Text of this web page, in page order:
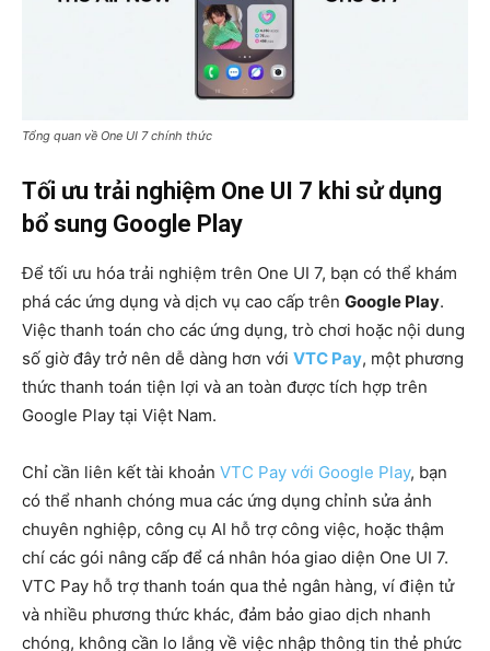
Tổng quan về One UI 7 chính thức
Tối ưu trải nghiệm One UI 7 khi sử dụng
bổ sung Google Play
Để tối ưu hóa trải nghiệm trên One UI 7, bạn có thể khám
phá các ứng dụng và dịch vụ cao cấp trên Google Play.
Việc thanh toán cho các ứng dụng, trò chơi hoặc nội dung
số giờ đây trở nên dễ dàng hơn với VTC Pay, một phương
thức thanh toán tiện lợi và an toàn được tích hợp trên
Google Play tại Việt Nam.
Chỉ cần liên kết tài khoản VTC Pay với Google Play, bạn
có thể nhanh chóng mua các ứng dụng chỉnh sửa ảnh
chuyên nghiệp, công cụ AI hỗ trợ công việc, hoặc thậm
chí các gói nâng cấp để cá nhân hóa giao diện One UI 7.
VTC Pay hỗ trợ thanh toán qua thẻ ngân hàng, ví điện tử
và nhiều phương thức khác, đảm bảo giao dịch nhanh
chóng, không cần lo lắng về việc nhập thông tin thẻ phức